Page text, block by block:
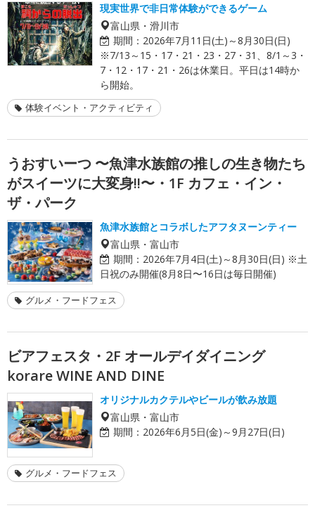
現実世界で非日常体験ができるゲーム
富山県・滑川市
期間： 2026年7月11日(土)～8月30日(日)
※7/13～15・17・21・23・27・31、8/1～3・
7・12・17・21・26は休業日。平日は14時か
ら開始。
体験イベント・アクティビティ
うおすいーつ 〜魚津水族館の推しの生き物たち
がスイーツに大変身!!〜・1F カフェ・イン・
ザ・パーク
魚津水族館とコラボしたアフタヌーンティー
富山県・富山市
期間： 2026年7月4日(土)～8月30日(日) ※土
日祝のみ開催(8月8日〜16日は毎日開催)
グルメ・フードフェス
ビアフェスタ・2F オールデイダイニング
korare WINE AND DINE
オリジナルカクテルやビールが飲み放題
富山県・富山市
期間： 2026年6月5日(金)～9月27日(日)
グルメ・フードフェス